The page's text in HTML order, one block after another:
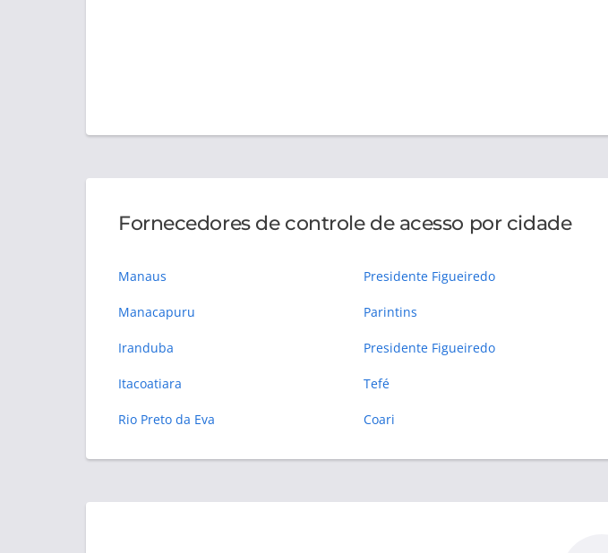
Fornecedores de controle de acesso por cidade
Manaus
Manacapuru
Iranduba
Itacoatiara
Rio Preto da Eva
Presidente Figueiredo
Parintins
Presidente Figueiredo
Tefé
Coari